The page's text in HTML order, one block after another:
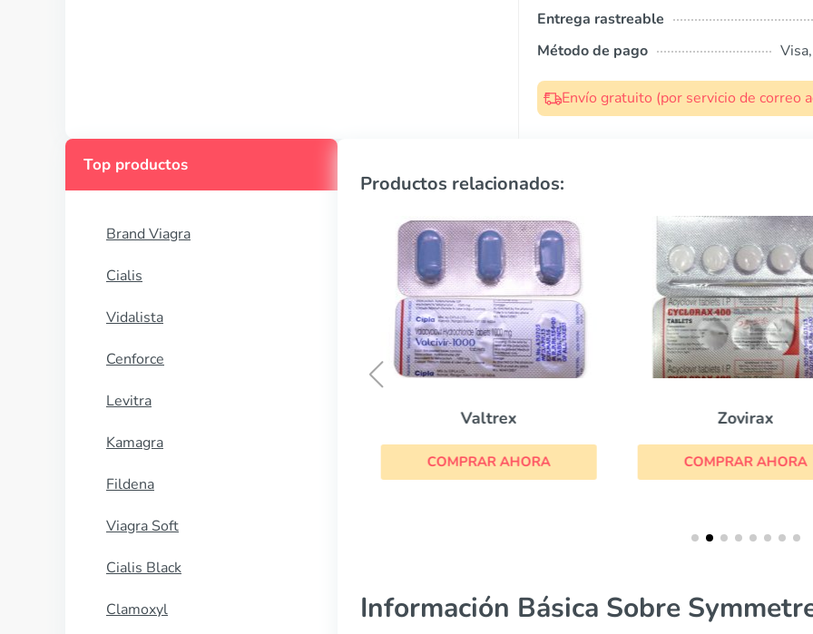
Entrega rastreable
Método de pago
Envío gratuito (por servicio de correo
Top productos
Brand Viagra
Cialis
Vidalista
Cenforce
Levitra
Kamagra
Fildena
Viagra Soft
Cialis Black
Clamoxyl
Productos relacionados:
Valtrex
COMPRAR AHORA
Zovirax
COMPRAR AHORA
Información Básica Sobre